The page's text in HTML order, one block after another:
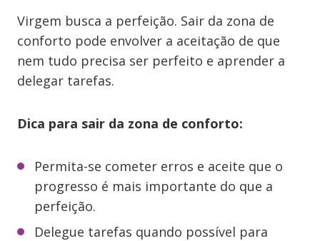
Virgem busca a perfeição. Sair da zona de
conforto pode envolver a aceitação de que
nem tudo precisa ser perfeito e aprender a
delegar tarefas.
Dica para sair da zona de conforto:
Permita-se cometer erros e aceite que o
progresso é mais importante do que a
perfeição.
Delegue tarefas quando possível para